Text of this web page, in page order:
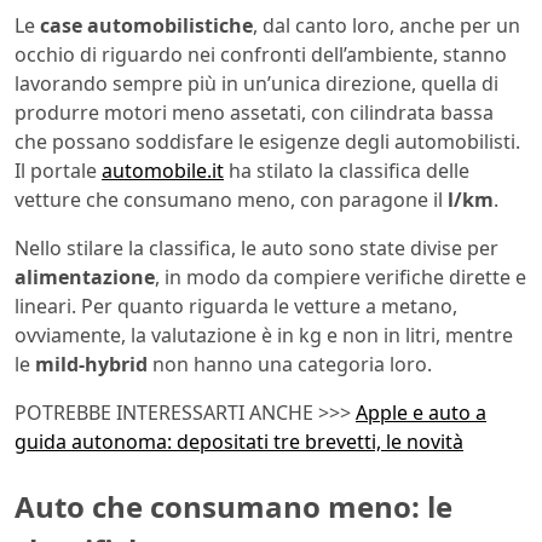
Lecase automobilistiche, dal canto loro, anche per un
occhio di riguardo nei confronti dell’ambiente, stanno
lavorando sempre più in un’unica direzione, quella di
produrre motori meno assetati, con cilindrata bassa
che possano soddisfare le esigenze degli automobilisti.
Il portaleautomobile.it ha stilato la classifica delle
vetture che consumano meno, con paragone il l/km.
Nello stilare la classifica, le auto sono state divise per
alimentazione, in modo da compiere verifiche dirette e
lineari. Per quanto riguarda le vetture a metano,
ovviamente, la valutazione è in kg e non in litri, mentre
le mild-hybrid non hanno una categoria loro.
POTREBBE INTERESSARTI ANCHE >>>Apple e auto a
guida autonoma: depositati tre brevetti, le novità
Auto che consumano meno: le